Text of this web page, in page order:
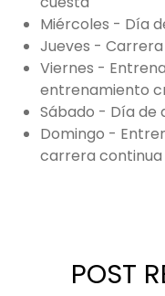
Miércoles - Día
Jueves -
Viernes -
entrenamiento
Sábado - Día de
Domingo -
carrera continua
POST